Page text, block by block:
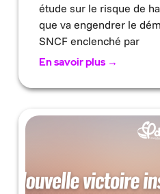
étude sur le risque de
que va engendrer le
SNCF enclenché par
En savoir plus →